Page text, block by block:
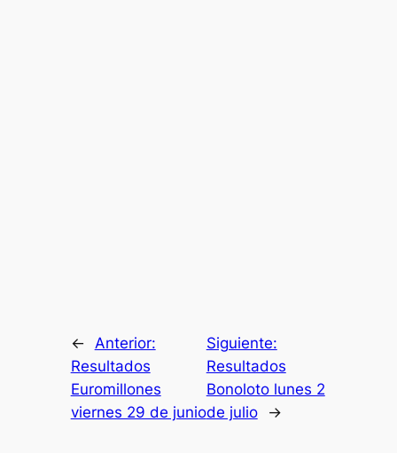
← Anterior:
Resultados
Euromillones
viernes 29 de junio
Siguiente:
Resultados
Bonoloto lunes 2
de julio
→